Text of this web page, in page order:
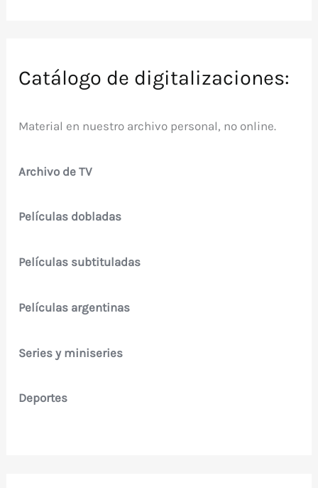
Catálogo de digitalizaciones:
Material en nuestro archivo personal, no online.
Archivo de TV
Películas dobladas
Películas subtituladas
Películas argentinas
Series y miniseries
Deportes